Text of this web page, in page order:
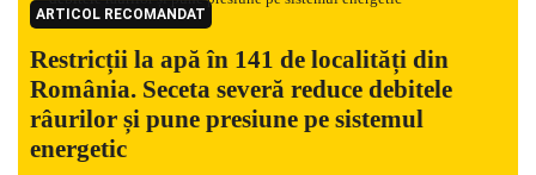
ARTICOL RECOMANDAT
Restricții la apă în 141 de localități din
România. Seceta severă reduce debitele
râurilor și pune presiune pe sistemul
energetic